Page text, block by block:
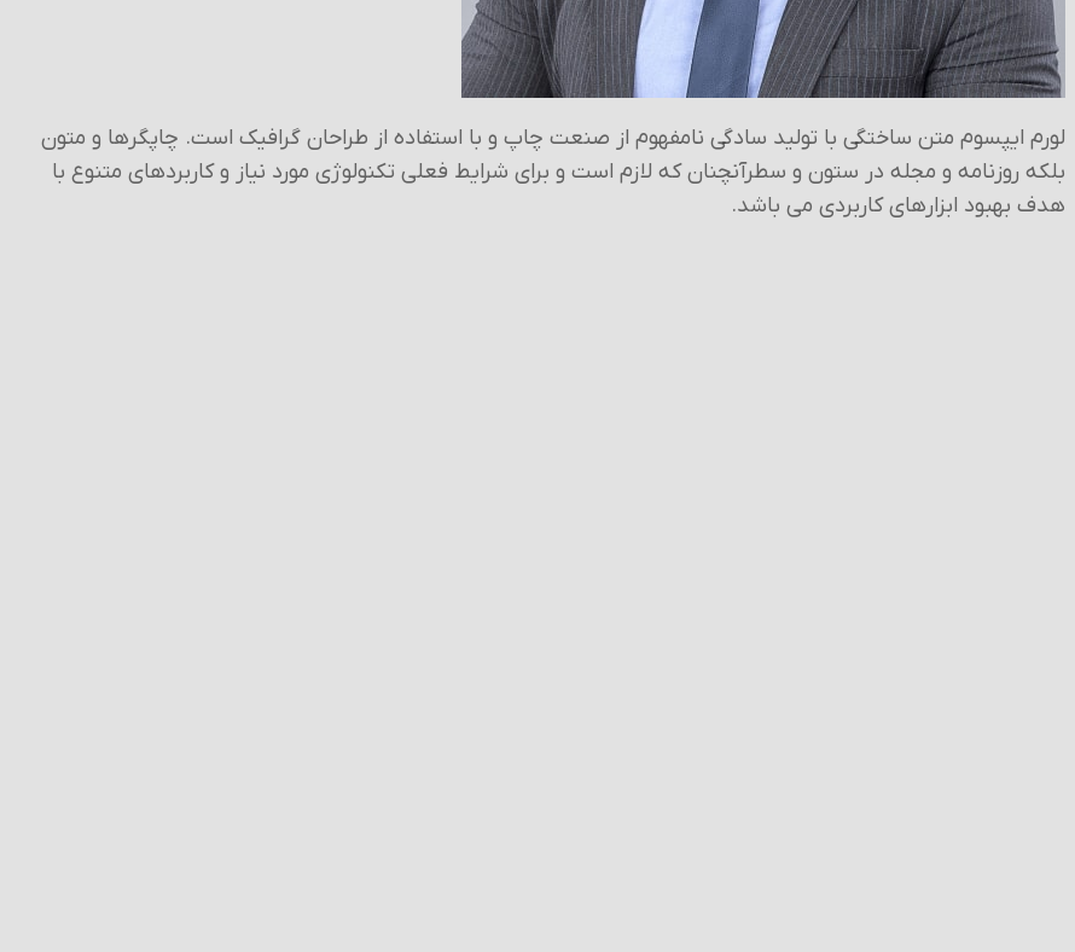
لورم ایپسوم متن ساختگی با تولید سادگی نامفهوم از صنعت چاپ و با استفاده از طراحان گرافیک است. چاپگرها و متون
بلکه روزنامه و مجله در ستون و سطرآنچنان که لازم است و برای شرایط فعلی تکنولوژی مورد نیاز و کاربردهای متنوع با
هدف بهبود ابزارهای کاربردی می باشد.